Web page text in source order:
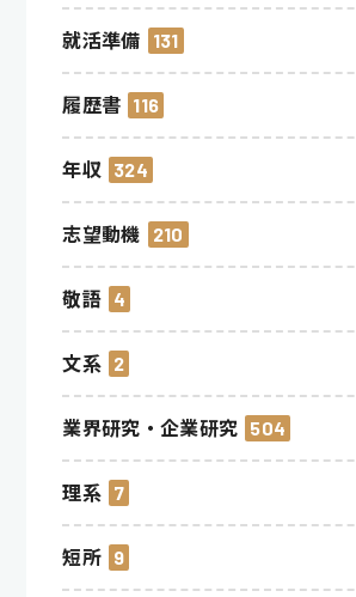
就活準備 131
履歴書 116
年収 324
志望動機 210
敬語 4
文系 2
業界研究・企業研究 504
理系 7
短所 9